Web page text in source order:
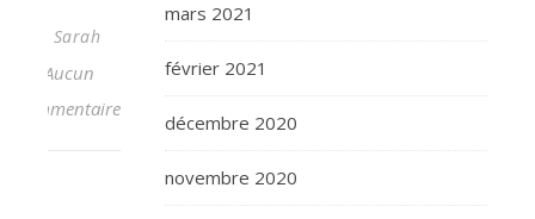
Sarah
Aucun
commentaire
mars 2021
février 2021
décembre 2020
novembre 2020